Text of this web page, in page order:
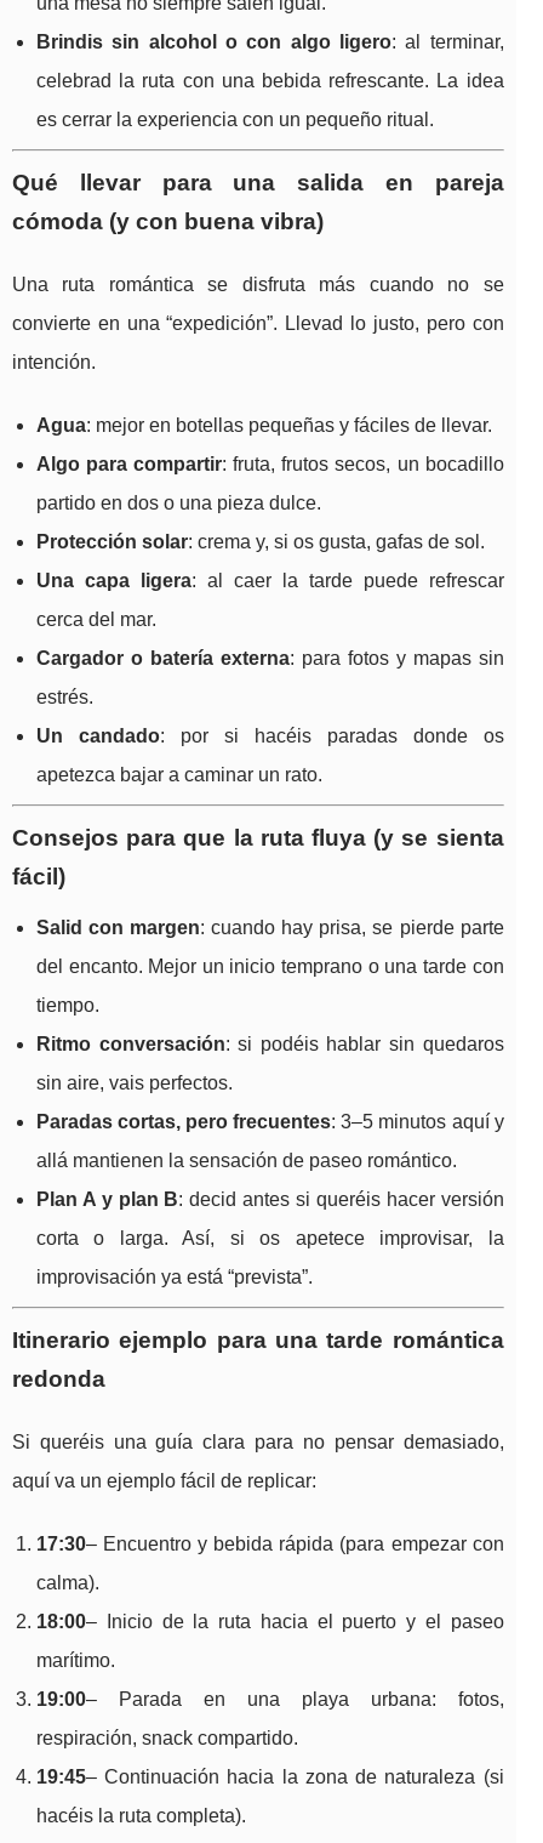
Brindis sin alcohol o con algo ligero: al terminar,
celebrad la ruta con una bebida refrescante. La idea
es cerrar la experiencia con un pequeño ritual.
Qué llevar para una salida en pareja
cómoda (y con buena vibra)
Una ruta romántica se disfruta más cuando no se
convierte en una “expedición”. Llevad lo justo, pero con
intención.
Agua: mejor en botellas pequeñas y fáciles de llevar.
Algo para compartir: fruta, frutos secos, un bocadillo
partido en dos o una pieza dulce.
Protección solar: crema y, si os gusta, gafas de sol.
Una capa ligera: al caer la tarde puede refrescar
cerca del mar.
Cargador o batería externa: para fotos y mapas sin
estrés.
Un candado: por si hacéis paradas donde os
apetezca bajar a caminar un rato.
Consejos para que la ruta fluya (y se sienta
fácil)
Salid con margen: cuando hay prisa, se pierde parte
del encanto. Mejor un inicio temprano o una tarde con
tiempo.
Ritmo conversación: si podéis hablar sin quedaros
sin aire, vais perfectos.
Paradas cortas, pero frecuentes: 3–5 minutos aquí y
allá mantienen la sensación de paseo romántico.
Plan A y plan B: decid antes si queréis hacer versión
corta o larga. Así, si os apetece improvisar, la
improvisación ya está “prevista”.
Itinerario ejemplo para una tarde romántica
redonda
Si queréis una guía clara para no pensar demasiado,
aquí va un ejemplo fácil de replicar:
17:30– Encuentro y bebida rápida (para empezar con
calma).
18:00– Inicio de la ruta hacia el puerto y el paseo
marítimo.
19:00– Parada en una playa urbana: fotos,
respiración, snack compartido.
19:45– Continuación hacia la zona de naturaleza (si
hacéis la ruta completa).